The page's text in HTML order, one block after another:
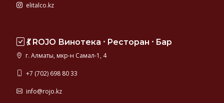
elitalco.kz
💃 ROJO Винотека ⸱ Ресторан ⸱ Бар
г. Алматы, мкр-н Самал-1, 4
+7 (702) 698 80 33
info@rojo.kz